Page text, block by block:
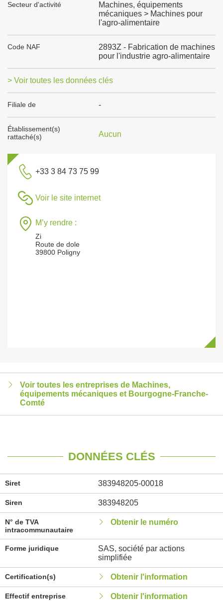
Secteur d'activité
Machines, équipements
mécaniques > Machines pour
l'agro-alimentaire
Code NAF
2893Z - Fabrication de machines
pour l'industrie agro-alimentaire
> Voir toutes les données clés
Filiale de -
Établissement(s)
rattaché(s)
Aucun
+33 3 84 73 75 99
Voir le site internet
M’y rendre :
Zi
Route de dole
39800 Poligny
Voir toutes les entreprises de Machines,
équipements mécaniques et Bourgogne-Franche-
Comté
DONNÉES CLÉS
Siret 383948205-00018
Siren 383948205
N° de TVA
intracommunautaire
Obtenir le numéro
Forme juridique
SAS, société par actions
simplifiée
Certification(s) Obtenir l'information
Effectif entreprise Obtenir l'information